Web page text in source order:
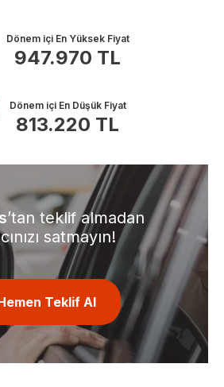
Dönem içi En Yüksek Fiyat
947.970 TL
Dönem içi En Düşük Fiyat
813.220 TL
’tan teklif almadan
satmayın!
Teklif Al